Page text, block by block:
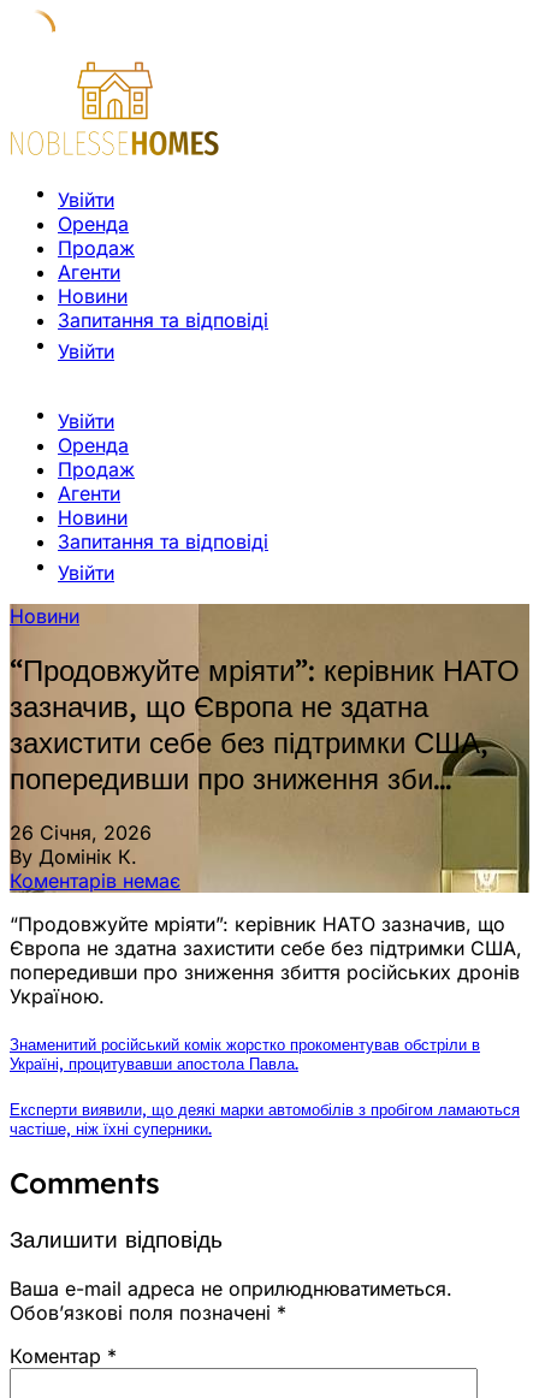
Увійти
Оренда
Продаж
Агенти
Новини
Запитання та відповіді
Увійти
Увійти
Оренда
Продаж
Агенти
Новини
Запитання та відповіді
Увійти
Новини
“Продовжуйте мріяти”: керівник НАТО
зазначив, що Європа не здатна
захистити себе без підтримки США,
попередивши про зниження зби…
26 Січня, 2026
By Домінік К.
Коментарів немає
“Продовжуйте мріяти”: керівник НАТО зазначив, що
Європа не здатна захистити себе без підтримки США,
попередивши про зниження збиття російських дронів
Україною.
Знаменитий російський комік жорстко прокоментував обстріли в
Україні, процитувавши апостола Павла.
Експерти виявили, що деякі марки автомобілів з пробігом ламаються
частіше, ніж їхні суперники.
Comments
Залишити відповідь
Ваша e-mail адреса не оприлюднюватиметься.
Обов’язкові поля позначені *
Коментар *